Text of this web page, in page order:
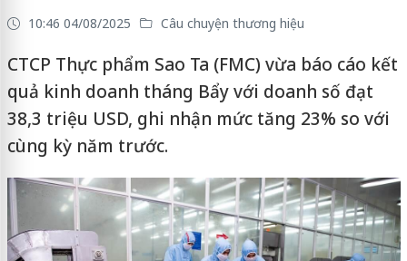
10:46 04/08/2025 Câu chuyện thương hiệu
CTCP Thực phẩm Sao Ta (FMC) vừa báo cáo kết
quả kinh doanh tháng Bẩy với doanh số đạt
38,3 triệu USD, ghi nhận mức tăng 23% so với
cùng kỳ năm trước.